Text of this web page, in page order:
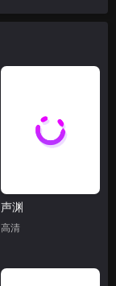
声渊
高清